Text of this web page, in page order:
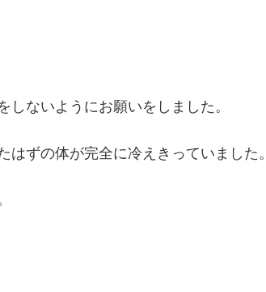
ないようにお願いをしました。
ずの体が完全に冷えきっていました。